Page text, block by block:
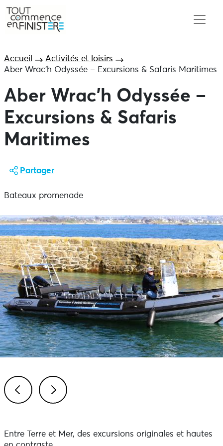
Accueil
Activités et loisirs
Aber Wrac’h Odyssée – Excursions & Safaris Maritimes
Aber Wrac’h Odyssée –
Excursions & Safaris
Maritimes
Partager
Bateaux promenade
Entre Terre et Mer, des excursions originales et hautes